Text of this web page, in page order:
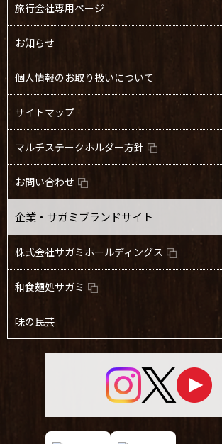
旅行会社専用ページ
お知らせ
個人情報のお取り扱いについて
サイトマップ
マルチステークホルダー方針
お問い合わせ
企業・サガミブランドサイト
株式会社サガミホールディングス
和食麺処サガミ
味の民芸